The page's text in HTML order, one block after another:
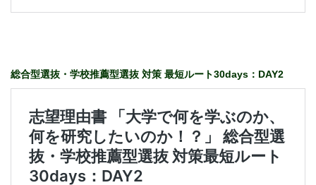
総合型選抜・学校推薦型選抜 対策 最短ルート30days：DAY2